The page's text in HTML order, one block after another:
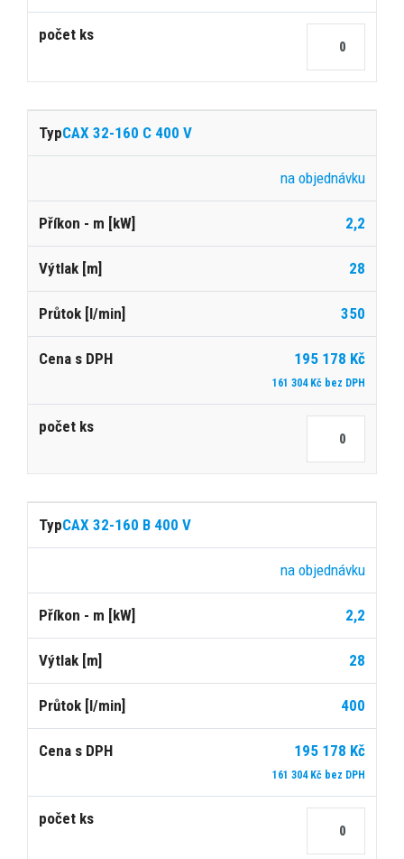
CAX 32-160 C 400 V
na objednávku
2,2
28
350
195 178 Kč
161 304 Kč bez DPH
CAX 32-160 B 400 V
na objednávku
2,2
28
400
195 178 Kč
161 304 Kč bez DPH